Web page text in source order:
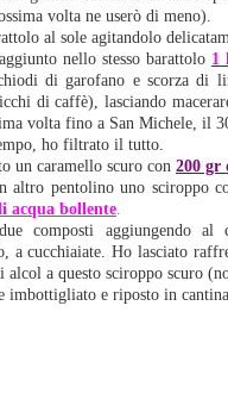
volta ne userò di meno).
al sole agitandolo
nello stesso barattolo 1
di garofano e scorza di
di caffè), lasciando
volta fino a San Michele, il
ho filtrato il tutto.
un caramello scuro con 200 gr
altro pentolino uno sciroppo
acqua bollente.
composti aggiungendo al
a cucchiaiate. Ho lasciato
alcol a questo sciroppo scuro
imbottigliato e riposto in